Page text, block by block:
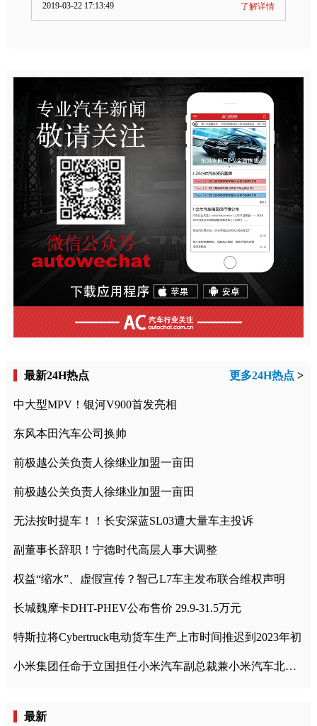
2019-03-22 17:13:49 了解详情
最新24H热点 更多24H热点 >
中大型MPV！银河V900首发亮相
东风本田汽车公司换帅
前极越公关负责人徐继业加盟一亩田
前极越公关负责人徐继业加盟一亩田
无法按时提车！！长安深蓝SL03遭大量车主投诉
副董事长辞职！宁德时代高层人事大调整
权益“缩水”、虚假宣传？智己L7车主发布联合维权声明
长城魏摩卡DHT-PHEV公布售价 29.9-31.5万元
特斯拉将Cybertruck电动货车生产上市时间推迟到2023年初
小米集团任命于立国担任小米汽车副总裁兼小米汽车北京总部政委
最新